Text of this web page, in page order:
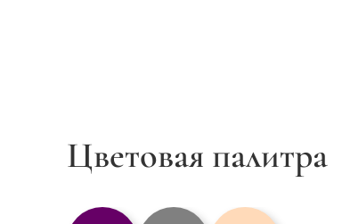
Цветовая палитра